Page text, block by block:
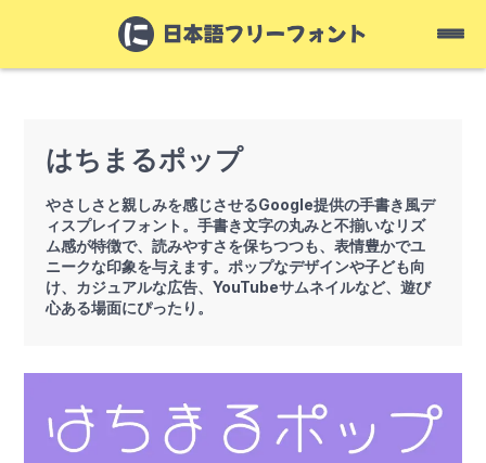
はちまるポップ
やさしさと親しみを感じさせるGoogle提供の手書き風デ
ィスプレイフォント。手書き文字の丸みと不揃いなリズ
ム感が特徴で、読みやすさを保ちつつも、表情豊かでユ
ニークな印象を与えます。ポップなデザインや子ども向
け、カジュアルな広告、YouTubeサムネイルなど、遊び
心ある場面にぴったり。